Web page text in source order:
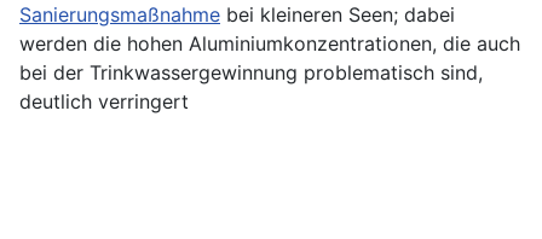
Sanierungsmaßnahme bei kleineren Seen; dabei
werden die hohen Aluminiumkonzentrationen, die auch
bei der Trinkwassergewinnung problematisch sind,
deutlich verringert